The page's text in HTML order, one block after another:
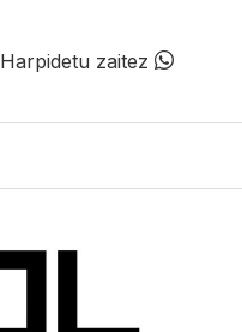
Harpidetu zaitez